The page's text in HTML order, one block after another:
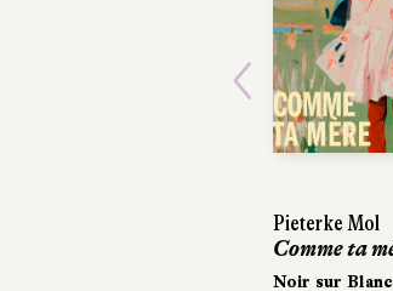
Pieterke Mol
Comme ta mère
Noir sur Blanc